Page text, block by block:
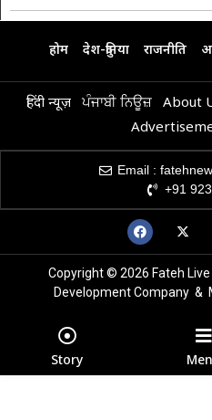
होम देश-दुनिया राजनीति
हिंदी न्यूज़ ਪੰਜਾਬੀ ਨਿਊਜ਼ About
Email :
+91
Copyright © 2026 Fateh Live
Development Company &
Story